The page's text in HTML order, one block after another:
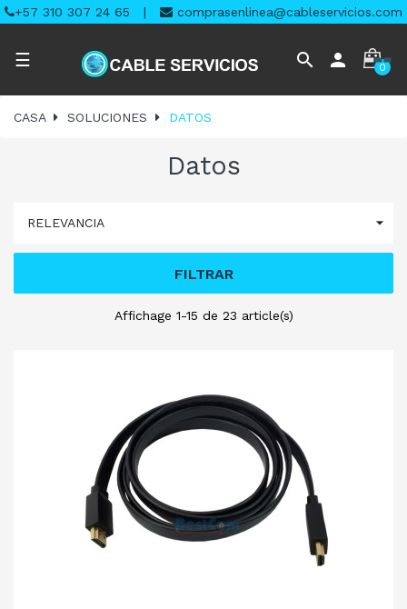
+57 310 307 24 65 | comprasenlinea@cableservicios.com
Navegación
palanca
☰ search person 0
CASA SOLUCIONES DATOS
Datos
RELEVANCIA 
FILTRAR
Affichage 1-15 de 23 article(s)